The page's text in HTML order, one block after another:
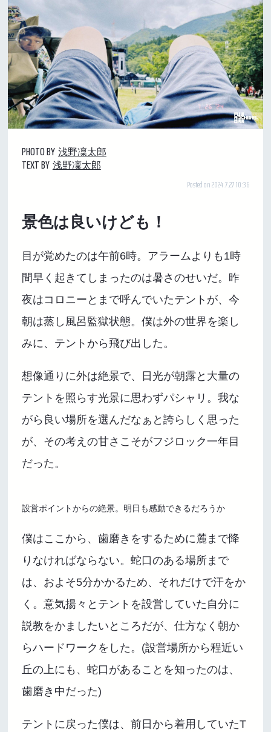
PHOTO BY 浅野凜太郎
TEXT BY 浅野凜太郎
Posted on 2024.7.27 10:36
景色は良いけども！
目が覚めたのは午前6時。アラームよりも1時
間早く起きてしまったのは暑さのせいだ。昨
夜はコロニーとまで呼んでいたテントが、今
朝は蒸し風呂監獄状態。僕は外の世界を楽し
みに、テントから飛び出した。
想像通りに外は絶景で、日光が朝露と大量の
テントを照らす光景に思わずパシャリ。我な
がら良い場所を選んだなぁと誇らしく思った
が、その考えの甘さこそがフジロック一年目
だった。
設営ポイントからの絶景。明日も感動できるだろうか
僕はここから、歯磨きをするために麓まで降
りなければならない。蛇口のある場所まで
は、およそ5分かかるため、それだけで汗をか
く。意気揚々とテントを設営していた自分に
説教をかましたいところだが、仕方なく朝か
らハードワークをした。(設営場所から程近い
丘の上にも、蛇口があることを知ったのは、
歯磨き中だった)
テントに戻った僕は、前日から着用していたT